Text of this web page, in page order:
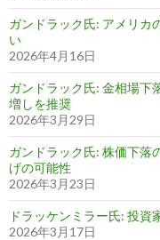
ガンドラック氏: アメリカ
い
2026年4月16日
ガンドラック氏: 金相場下
増しを推奨
2026年3月29日
ガンドラック氏: 株価下落
げの可能性
2026年3月23日
ドラッケンミラー氏: 投
2026年3月17日